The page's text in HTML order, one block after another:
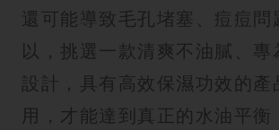
還可能導致毛孔堵塞、痘痘問
以，挑選一款清爽不油膩、專
設計，具有高效保濕功效的產
用，才能達到真正的水油平衡